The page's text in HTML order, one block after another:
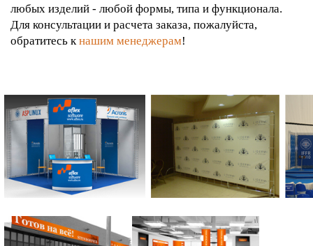
любых изделий - любой формы, типа и функционала.
Для консультации и расчета заказа, пожалуйста,
обратитесь кнашим менеджерам!